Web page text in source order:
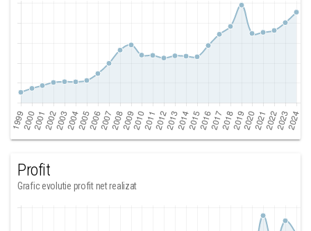
Profit
Grafic evolutie profit net realizat